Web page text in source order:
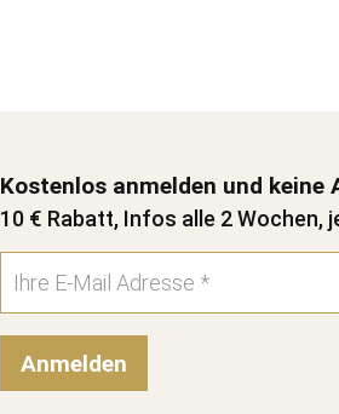
Kostenlos anmelden und keine
10 € Rabatt, Infos alle 2 Wochen,
Anmelden